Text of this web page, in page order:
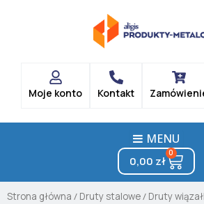
Moje konto Kontakt
MENU
0,00 zł
0
Cart
Strona główna / Druty stalowe/ Druty